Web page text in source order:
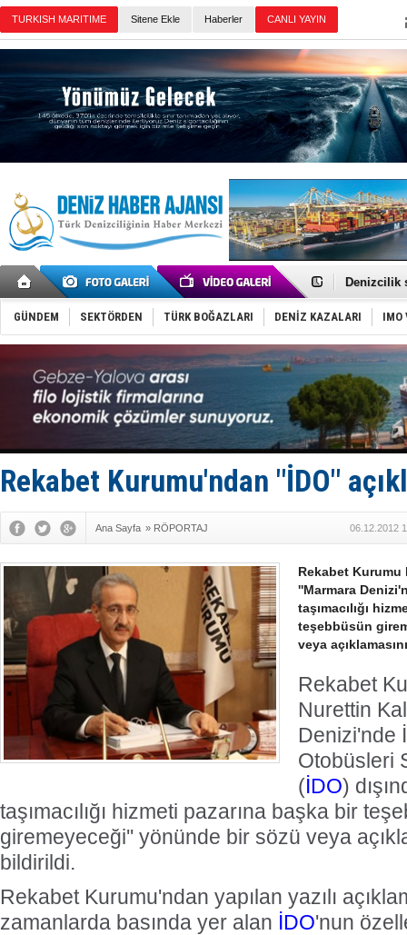
Sitene Ekle Haberler
Rusya,
Denizcilik
‘14.
Taksi
TÜRKLİM
SOCAR
Dünyanın
Keşfedildi:
Van’da
GÜNDEM SEKTÖRDEN TÜRK BOĞAZLARI DENİZ KAZALARI IMO
Rekabet Kurumu'ndan "İDO"
Ana Sayfa » RÖPORTAJ 06.12.2012
Rekabet Kurumu
''Marmara
taşımacılığı
teşebbüsün
veya
Rekabet
Nurettin
Denizi'nde
Otobüsleri
(İDO)
taşımacılığı hizmeti pazarına başka bir
giremeyeceği'' yönünde bir sözü veya
bildirildi.
Rekabet Kurumu'ndan yapılan yazılı
zamanlarda basında yer alan İDO'nun